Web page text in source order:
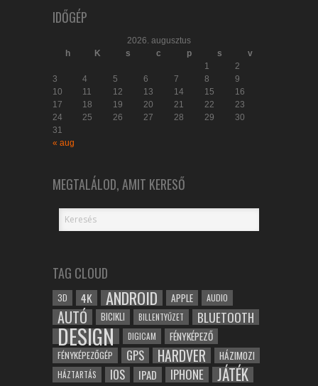
IDŐGÉP
2026. augusztus
h
K s c p s
v
1
2
3
4 5 6 7 8
9
10
11 12 13 14 15
16
17
18 19 20 21 22
23
24
25 26 27 28 29
30
31
« aug
MEGTALÁLOD, AMIT KERESŐ
TAG CLOUD
3D 4K ANDROID APPLE AUDIO
AUTÓ BICIKLI BILLENTYŰZET BLUETOOTH
DESIGN DIGICAM FÉNYKÉPEZŐ
FÉNYKÉPEZŐGÉP GPS HARDVER HÁZIMOZI
HÁZTARTÁS IOS IPAD IPHONE JÁTÉK